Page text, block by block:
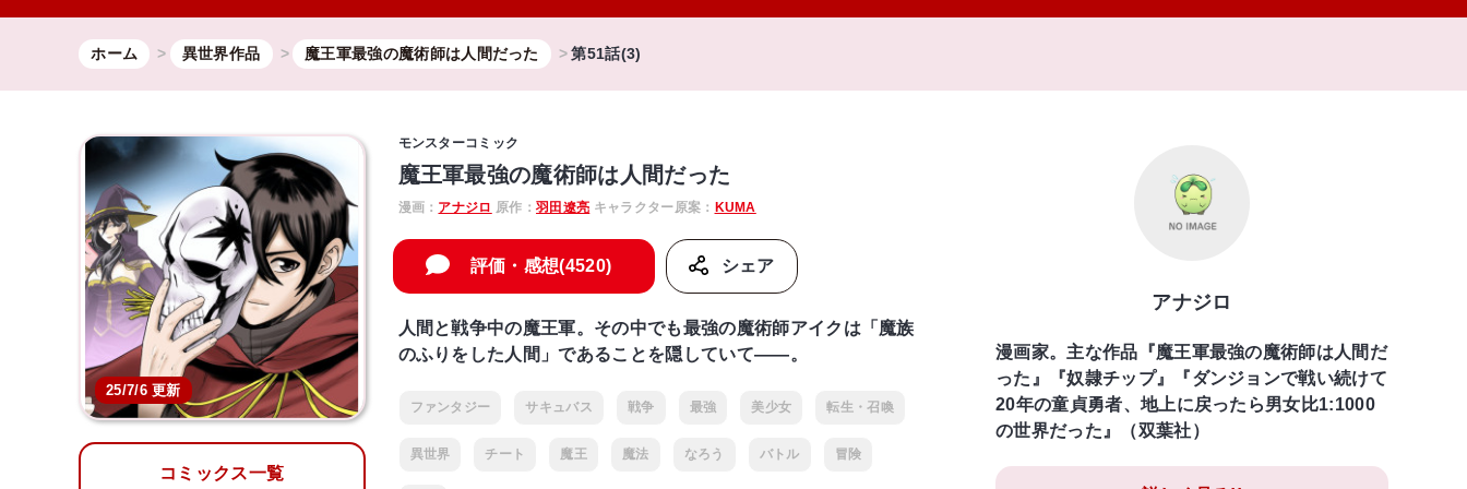
ホーム 異世界作品 魔王軍最強の魔術師は人間だった 第51話(3)
25/7/6 更新
コミックス一覧
モンスターコミック
魔王軍最強の魔術師は人間だった
漫画： アナジロ 原作：羽田遼亮 キャラクター原案： KUMA
評価・感想(4520) シェア
人間と戦争中の魔王軍。その中でも最強の魔術師アイクは「魔族
のふりをした人間」であることを隠していて——。
ファンタジー サキュバス 戦争 最強 美少女 転生・召喚
異世界 チート 魔王 魔法 なろう バトル 冒険
アナジロ
漫画家。主な作品『魔王軍最強の魔術師は人間だ
った』『奴隷チップ』『ダンジョンで戦い続けて
20年の童貞勇者、地上に戻ったら男女比1:1000
の世界だった』（双葉社）